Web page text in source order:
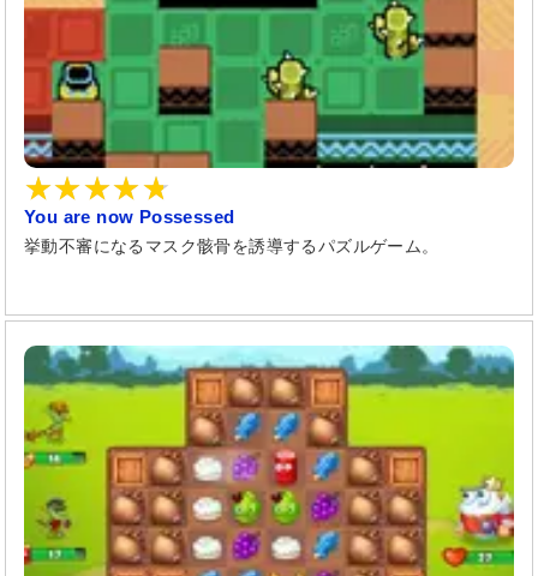
You are now Possessed
挙動不審になるマスク骸骨を誘導するパズルゲーム。